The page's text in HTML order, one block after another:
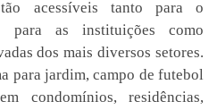
acessíveis tanto para o
para as instituições como
dos mais diversos setores.
para jardim, campo de futebol
condomínios, residências,